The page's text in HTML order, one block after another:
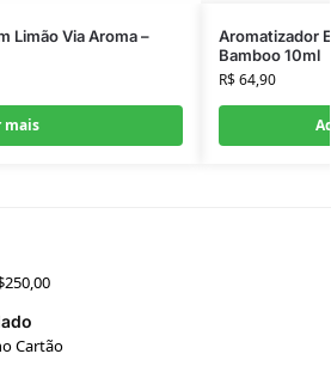
Limão Via Aroma –
mais
Aromatizador
Bamboo 10ml
R$64,90
Cartão